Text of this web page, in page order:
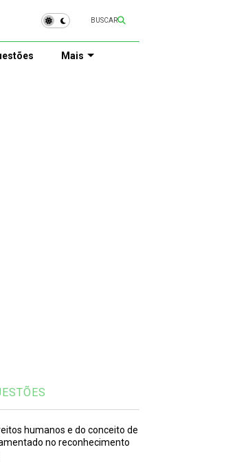
BUSCAR
Mais
humanos e do conceito de
no reconhecimento